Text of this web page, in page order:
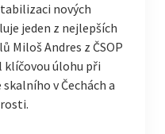
nových
jeden z nejlepších
Miloš Andres z ČSOP
klíčovou úlohu při
v Čechách a